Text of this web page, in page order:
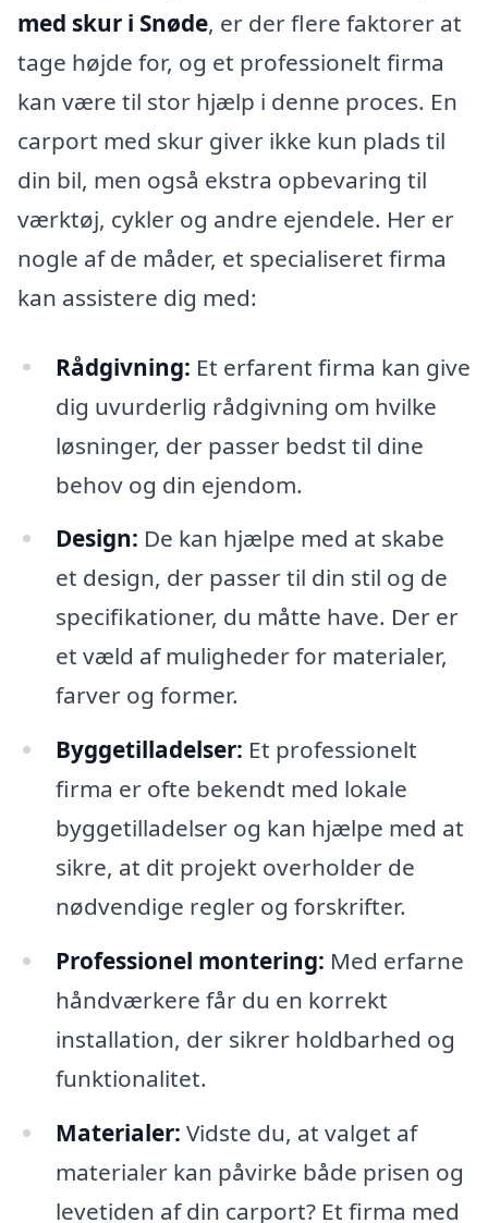
med skur i Snøde, er der flere faktorer at
tage højde for, og et professionelt firma
kan være til stor hjælp i denne proces. En
carport med skur giver ikke kun plads til
din bil, men også ekstra opbevaring til
værktøj, cykler og andre ejendele. Her er
nogle af de måder, et specialiseret firma
kan assistere dig med:
Rådgivning: Et erfarent firma kan give
dig uvurderlig rådgivning om hvilke
løsninger, der passer bedst til dine
behov og din ejendom.
Design: De kan hjælpe med at skabe
et design, der passer til din stil og de
specifikationer, du måtte have. Der er
et væld af muligheder for materialer,
farver og former.
Byggetilladelser: Et professionelt
firma er ofte bekendt med lokale
byggetilladelser og kan hjælpe med at
sikre, at dit projekt overholder de
nødvendige regler og forskrifter.
Professionel montering: Med erfarne
håndværkere får du en korrekt
installation, der sikrer holdbarhed og
funktionalitet.
Materialer: Vidste du, at valget af
materialer kan påvirke både prisen og
levetiden af din carport? Et firma med